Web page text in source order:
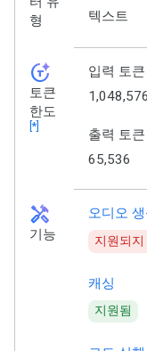
형
텍스트
token_auto
토큰
한도
[*]
입력 토
1,048,576
출력 토
65,536
handyman
기능
오디오 생
지원되지
캐싱
지원됨